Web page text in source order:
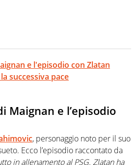
e l'episodio con Zlatan
successiva pace
Maignan e l’episodio
, personaggio noto per il suo
Ecco l’episodio raccontato da
in allenamento al PSG. Zlatan ha